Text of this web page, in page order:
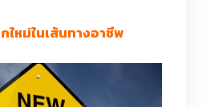
ใหม่ในเส้นทางอาชีพ